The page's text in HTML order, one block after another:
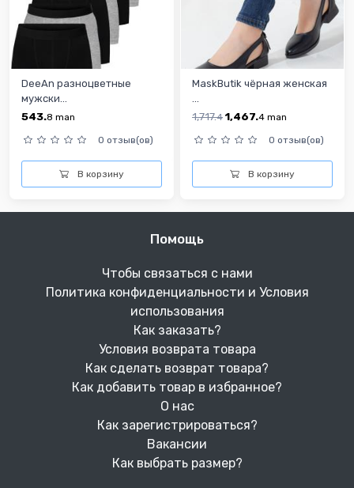
DeeAn разноцветные
мужски...
543.8 man
0 отзыв(ов)
В корзину
MaskButik чёрная женская
...
1,717.4 1,467.4 man
0 отзыв(ов)
В корзину
Помощь
Чтобы связаться с нами
Политика конфиденциальности и Условия
использования
Как заказать?
Условия возврата товара
Как сделать возврат товара?
Как добавить товар в избранное?
О нас
Как зарегистрироваться?
Вакансии
Как выбрать размер?